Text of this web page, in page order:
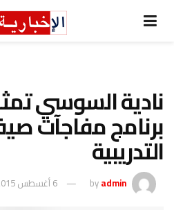
نادية السوسي
برنامج مفاجآت
التدريبية
byadmin 6 أغسطس 2015